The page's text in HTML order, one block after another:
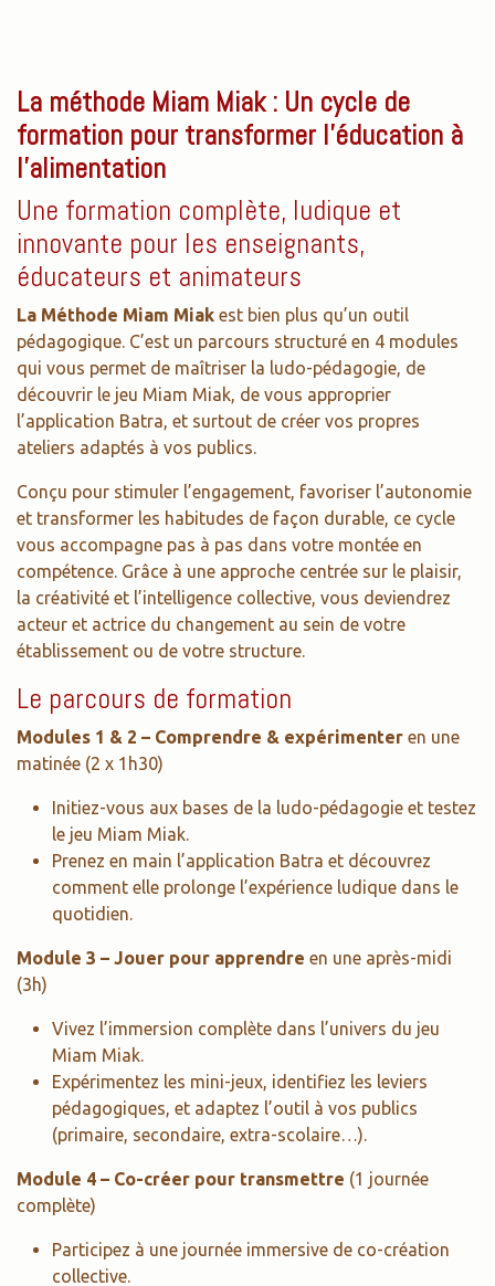
La méthode Miam Miak : Un cycle de
formation pour transformer l’éducation à
l’alimentation
Une formation complète, ludique et
innovante pour les enseignants,
éducateurs et animateurs
La Méthode Miam Miak est bien plus qu’un outil
pédagogique. C’est un parcours structuré en 4 modules
qui vous permet de maîtriser la ludo-pédagogie, de
découvrir le jeu Miam Miak, de vous approprier
l’application Batra, et surtout de créer vos propres
ateliers adaptés à vos publics.
Conçu pour stimuler l’engagement, favoriser l’autonomie
et transformer les habitudes de façon durable, ce cycle
vous accompagne pas à pas dans votre montée en
compétence. Grâce à une approche centrée sur le plaisir,
la créativité et l’intelligence collective, vous deviendrez
acteur et actrice du changement au sein de votre
établissement ou de votre structure.
Le parcours de formation
Modules 1 & 2 – Comprendre & expérimenter en une
matinée (2 x 1h30)
Initiez-vous aux bases de la ludo-pédagogie et testez
le jeu Miam Miak.
Prenez en main l’application Batra et découvrez
comment elle prolonge l’expérience ludique dans le
quotidien.
Module 3 – Jouer pour apprendre en une après-midi
(3h)
Vivez l’immersion complète dans l’univers du jeu
Miam Miak.
Expérimentez les mini-jeux, identifiez les leviers
pédagogiques, et adaptez l’outil à vos publics
(primaire, secondaire, extra-scolaire…).
Module 4 – Co-créer pour transmettre (1 journée
complète)
Participez à une journée immersive de co-création
collective.